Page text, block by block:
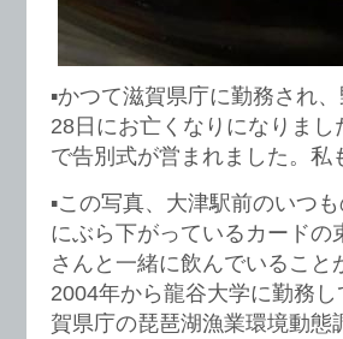
▪️かつて滋賀県庁に勤務され
28日にお亡くなりになりま
で告別式が営まれました。
▪️この写真、大津駅前のいつ
にぶら下がっているカード
さんと一緒に飲んでいるこ
2004年から龍谷大学に勤務
賀県庁の琵琶湖漁業環境動